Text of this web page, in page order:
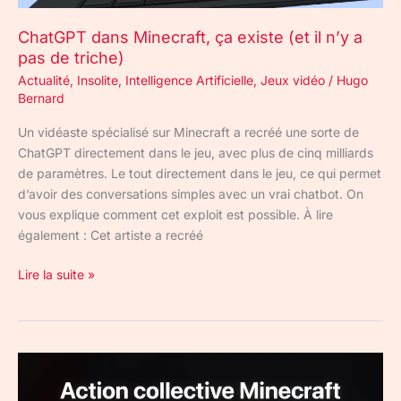
ChatGPT dans Minecraft, ça existe (et il n’y a
pas de triche)
Actualité, Insolite, Intelligence Artificielle, Jeux vidéo / Hugo
Bernard
Un vidéaste spécialisé sur Minecraft a recréé une sorte de
ChatGPT directement dans le jeu, avec plus de cinq milliards
de paramètres. Le tout directement dans le jeu, ce qui permet
d’avoir des conversations simples avec un vrai chatbot. On
vous explique comment cet exploit est possible. À lire
également : Cet artiste a recréé
triche)
Lire la suite »
collective